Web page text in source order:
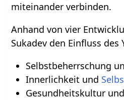
miteinander verbinden.
Anhand von vier
Sukadev den Einfluss des
Selbstbeherrschung
Innerlichkeit und
Gesundheitskultur